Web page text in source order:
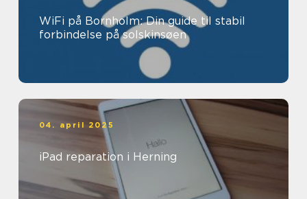
WiFi på Bornholm: Din guide til stabil
forbindelse på solskinsøen
04. april 2025
iPad reparation i Herning